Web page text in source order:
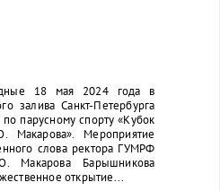
18 мая 2024 года в
залива Санкт-Петербурга
парусному спорту «Кубок
Макарова». Мероприятие
слова ректора ГУМРФ
Макарова Барышникова
открытие...